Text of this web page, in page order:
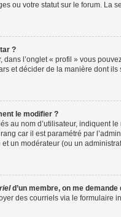
ou votre statut sur le forum. La
?
dans l’onglet « profil » vous
et décider de la manière dont
le modifier ?
au nom d’utilisateur, indiquent
car il est paramétré par
un modérateur (ou un
d’un membre, on me
des courriels via le formulaire